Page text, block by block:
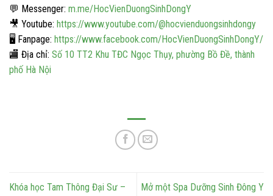
💬 Messenger: m.me/HocVienDuongSinhDongY
🎥 Youtube: https://www.youtube.com/@hocvienduongsinhdongy
🖥️ Fanpage: https://www.facebook.com/HocVienDuongSinhDongY/
🏬 Địa chỉ: Số 10 TT2 Khu TĐC Ngọc Thụy, phường Bồ Đề, thành
phố Hà Nội
Khóa học Tam Thông Đại Sư –
Mở một Spa Dưỡng Sinh Đông Y